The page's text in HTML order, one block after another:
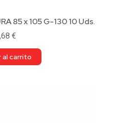
85 x 105 G-130 10 Uds.
€
al carrito